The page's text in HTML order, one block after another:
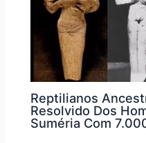
Reptilianos
Resolvido Dos
Suméria Com